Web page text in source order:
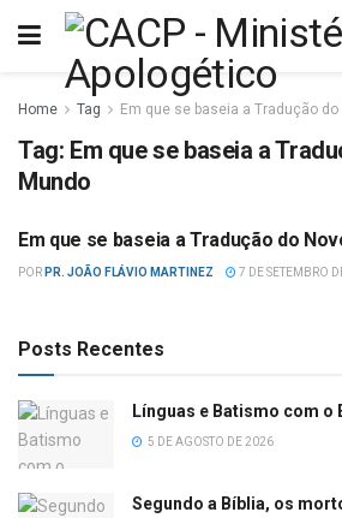
Home Tag Em que se baseia a Tradução
Tag: Em que se baseia a
Mundo
SEITAS
Em que se baseia a Tradução do
POR PR. JOÃO FLÁVIO MARTINEZ 7 DE SETEMBRO
Posts Recentes
Línguas e Batismo com o
5 DE AGOSTO DE 2026
Segundo a Bíblia, os